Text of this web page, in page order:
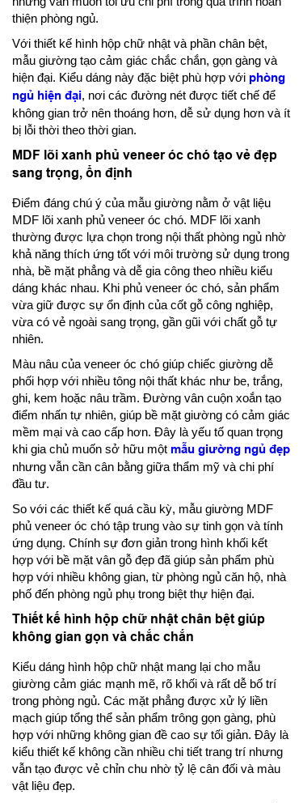
thiện phòng ngủ.
Với thiết kế hình hộp chữ nhật và phần chân bệt,
mẫu giường tạo cảm giác chắc chắn, gọn gàng và
hiện đại. Kiểu dáng này đặc biệt phù hợp với phòng
ngủ hiện đại, nơi các đường nét được tiết chế để
không gian trở nên thoáng hơn, dễ sử dụng hơn và ít
bị lỗi thời theo thời gian.
MDF lõi xanh phủ veneer óc chó tạo vẻ đẹp
sang trọng, ổn định
Điểm đáng chú ý của mẫu giường nằm ở vật liệu
MDF lõi xanh phủ veneer óc chó. MDF lõi xanh
thường được lựa chọn trong nội thất phòng ngủ nhờ
khả năng thích ứng tốt với môi trường sử dụng trong
nhà, bề mặt phẳng và dễ gia công theo nhiều kiểu
dáng khác nhau. Khi phủ veneer óc chó, sản phẩm
vừa giữ được sự ổn định của cốt gỗ công nghiệp,
vừa có vẻ ngoài sang trọng, gần gũi với chất gỗ tự
nhiên.
Màu nâu của veneer óc chó giúp chiếc giường dễ
phối hợp với nhiều tông nội thất khác như be, trắng,
ghi, kem hoặc nâu trầm. Đường vân cuộn xoắn tạo
điểm nhấn tự nhiên, giúp bề mặt giường có cảm giác
mềm mại và cao cấp hơn. Đây là yếu tố quan trọng
khi gia chủ muốn sở hữu một mẫu giường ngủ đẹp
nhưng vẫn cần cân bằng giữa thẩm mỹ và chi phí
đầu tư.
So với các thiết kế quá cầu kỳ, mẫu giường MDF
phủ veneer óc chó tập trung vào sự tinh gọn và tính
ứng dụng. Chính sự đơn giản trong hình khối kết
hợp với bề mặt vân gỗ đẹp đã giúp sản phẩm phù
hợp với nhiều không gian, từ phòng ngủ căn hộ, nhà
phố đến phòng ngủ phụ trong biệt thự hiện đại.
Thiết kế hình hộp chữ nhật chân bệt giúp
không gian gọn và chắc chắn
Kiểu dáng hình hộp chữ nhật mang lại cho mẫu
giường cảm giác mạnh mẽ, rõ khối và rất dễ bố trí
trong phòng ngủ. Các mặt phẳng được xử lý liền
mạch giúp tổng thể sản phẩm trông gọn gàng, phù
hợp với những không gian đề cao sự tối giản. Đây là
kiểu thiết kế không cần nhiều chi tiết trang trí nhưng
vẫn tạo được vẻ chỉn chu nhờ tỷ lệ cân đối và màu
vật liệu đẹp.